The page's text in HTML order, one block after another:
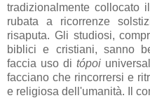
tradizionalmente collocato
rubata a ricorrenze
risaputa. Gli studiosi,
biblici e cristiani, sanno
faccia uso di tópoi
facciano che rincorrersi e
e religiosa dell'umanità. Il